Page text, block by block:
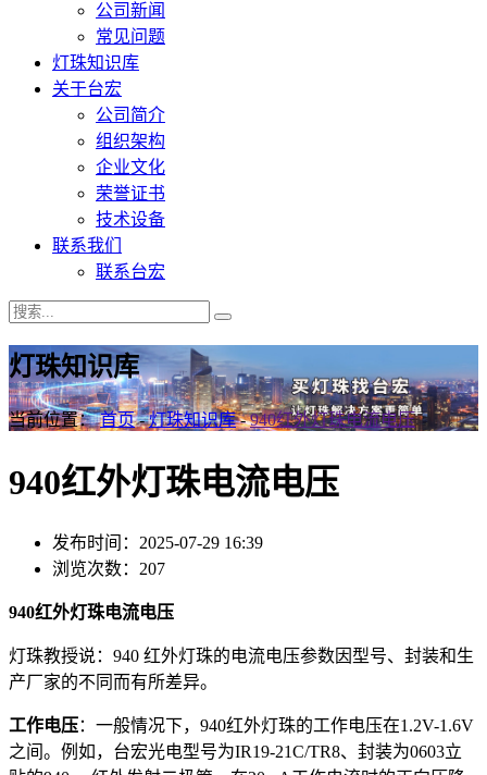
公司新闻
常见问题
灯珠知识库
关于台宏
公司简介
组织架构
企业文化
荣誉证书
技术设备
联系我们
联系台宏
灯珠知识库
当前位置：首页-灯珠知识库-940红外灯珠电流电压
940红外灯珠电流电压
发布时间：2025-07-29 16:39
浏览次数：207
940红外灯珠电流电压
灯珠教授说：940 红外灯珠的电流电压参数因型号、封装和生
产厂家的不同而有所差异。
工作电压：一般情况下，940红外灯珠的工作电压在1.2V-1.6V
之间。例如，台宏光电型号为IR19-21C/TR8、封装为0603立